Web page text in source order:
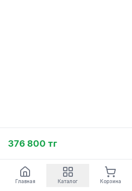
376 800 тг
Главная Каталог Корзина